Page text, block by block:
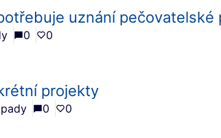
uznání pečovatelské
0 0
projekty
0 0